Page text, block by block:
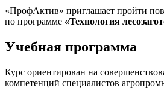
«ПрофАктив» приглашает пройти
по программе «Технология
Учебная программа
Курс ориентирован на
компетенций специалистов